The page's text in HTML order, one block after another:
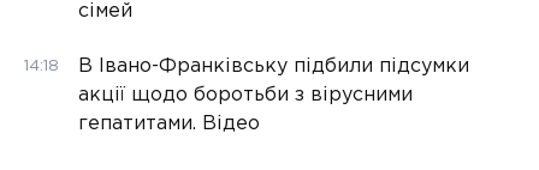
сімей
14:18
В Івано-Франківську підбили підсумки
акції щодо боротьби з вірусними
гепатитами. Відео